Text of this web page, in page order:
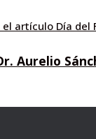
Aurelio